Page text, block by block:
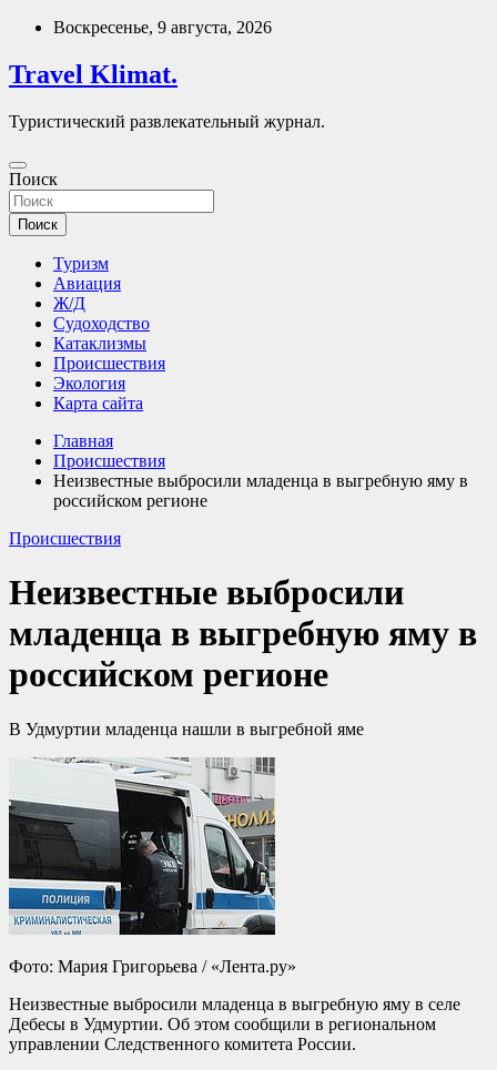
Перейти
содержимому
Воскресенье, 9 августа, 2026
Travel Klimat.
Туристический развлекательный журнал.
Поиск
Поиск
Туризм
Авиация
Ж/Д
Судоходство
Катаклизмы
Происшествия
Экология
Карта сайта
Главная
Происшествия
Неизвестные выбросили младенца в выгребную яму в
российском регионе
Происшествия
Неизвестные выбросили
младенца в выгребную яму в
российском регионе
В Удмуртии младенца нашли в выгребной яме
Фото: Мария Григорьева / «Лента.ру»
Неизвестные выбросили младенца в выгребную яму в селе
Дебесы в Удмуртии. Об этом сообщили в региональном
управлении Следственного комитета России.